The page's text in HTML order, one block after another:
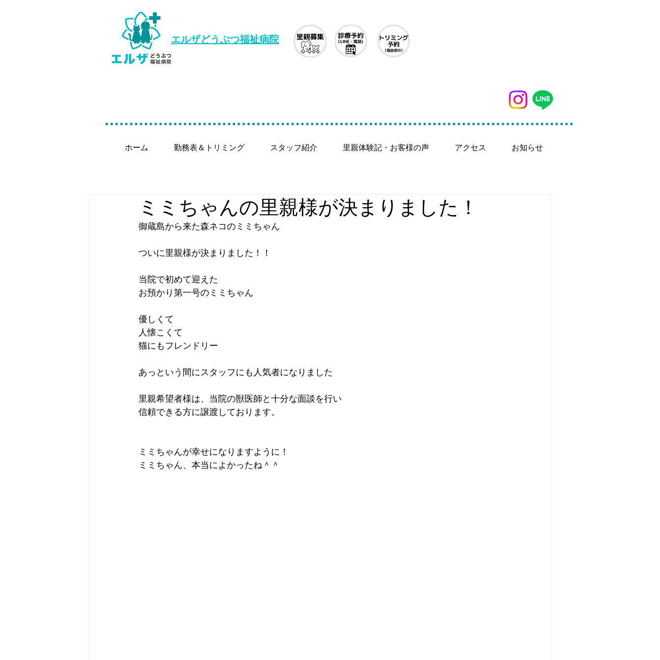
エルザどうぶつ福祉病院
ホーム 勤務表＆トリミング スタッフ紹介 里親体験記・お客様の声 アクセス お知らせ
ミミちゃんの里親様が決まりました！
御蔵島から来た森ネコのミミちゃん
ついに里親様が決まりました！！
当院で初めて迎えた
お預かり第一号のミミちゃん
優しくて
人懐こくて
猫にもフレンドリー
あっという間にスタッフにも人気者になりました
里親希望者様は、当院の獣医師と十分な面談を行い
信頼できる方に譲渡しております。
ミミちゃんが幸せになりますように！
ミミちゃん、本当によかったね＾＾